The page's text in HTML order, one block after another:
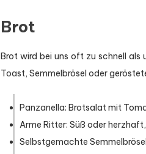
Brot
Brot wird bei uns oft zu schnell als
Toast, Semmelbrösel oder
Panzanella: Brotsalat mit
Arme Ritter: Süß oder
Selbstgemachte